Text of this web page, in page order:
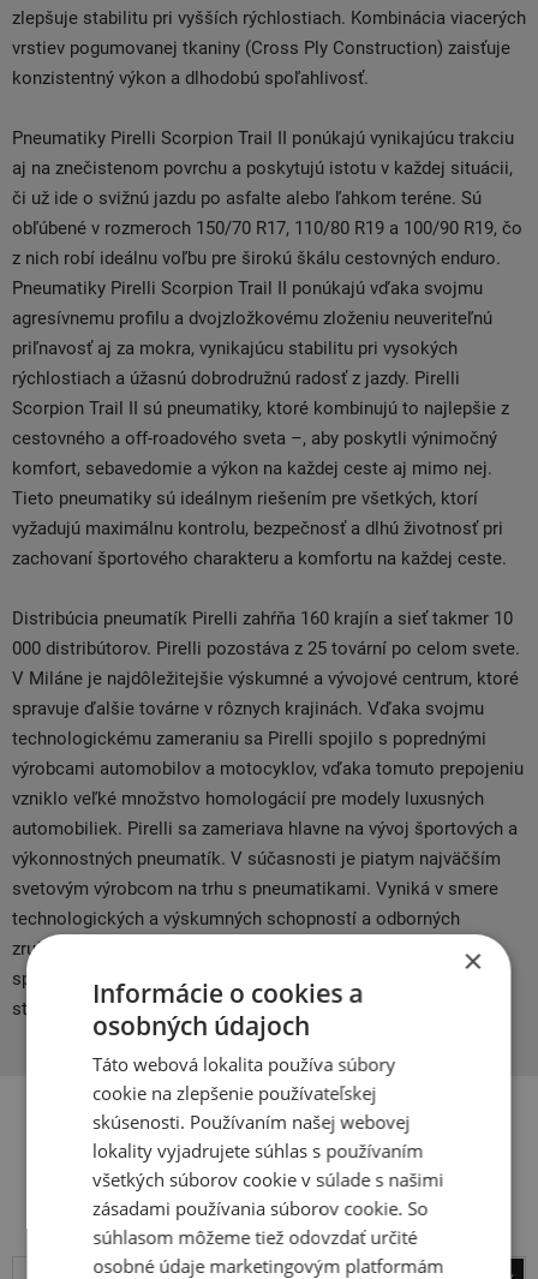
zlepšuje stabilitu pri vyšších rýchlostiach. Kombinácia viacerých
vrstiev pogumovanej tkaniny (Cross Ply Construction) zaisťuje
konzistentný výkon a dlhodobú spoľahlivosť.
Pneumatiky Pirelli Scorpion Trail II ponúkajú vynikajúcu trakciu
aj na znečistenom povrchu a poskytujú istotu v každej situácii,
či už ide o svižnú jazdu po asfalte alebo ľahkom teréne. Sú
obľúbené v rozmeroch 150/70 R17, 110/80 R19 a 100/90 R19, čo
z nich robí ideálnu voľbu pre širokú škálu cestovných enduro.
Pneumatiky Pirelli Scorpion Trail II ponúkajú vďaka svojmu
agresívnemu profilu a dvojzložkovému zloženiu neuveriteľnú
priľnavosť aj za mokra, vynikajúcu stabilitu pri vysokých
rýchlostiach a úžasnú dobrodružnú radosť z jazdy. Pirelli
Scorpion Trail II sú pneumatiky, ktoré kombinujú to najlepšie z
cestovného a off-roadového sveta –, aby poskytli výnimočný
komfort, sebavedomie a výkon na každej ceste aj mimo nej.
Tieto pneumatiky sú ideálnym riešením pre všetkých, ktorí
vyžadujú maximálnu kontrolu, bezpečnosť a dlhú životnosť pri
zachovaní športového charakteru a komfortu na každej ceste.
Distribúcia pneumatík Pirelli zahŕňa 160 krajín a sieť takmer 10
000 distribútorov. Pirelli pozostáva z 25 tovární po celom svete.
V Miláne je najdôležitejšie výskumné a vývojové centrum, ktoré
spravuje ďalšie továrne v rôznych krajinách. Vďaka svojmu
technologickému zameraniu sa Pirelli spojilo s poprednými
výrobcami automobilov a motocyklov, vďaka tomuto prepojeniu
vzniklo veľké množstvo homologácií pre modely luxusných
automobiliek. Pirelli sa zameriava hlavne na vývoj športových a
výkonnostných pneumatík. V súčasnosti je piatym najväčším
svetovým výrobcom na trhu s pneumatikami. Vyniká v smere
technologických a výskumných schopností a odborných
zručností zamestnancov. Pirelli je obrovská medzinárodná
spoločnosť s dlhou tradíciou, ktorá siaha až do minulého
storočia.
Súvisiace produkty
×
Informácie o cookies a
osobných údajoch
Táto webová lokalita používa súbory
cookie na zlepšenie používateľskej
skúsenosti. Používaním našej webovej
lokality vyjadrujete súhlas s používaním
všetkých súborov cookie v súlade s našimi
zásadami používania súborov cookie. So
súhlasom môžeme tiež odovzdať určité
osobné údaje marketingovým platformám